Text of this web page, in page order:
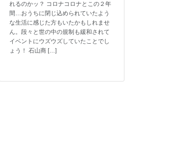
れるのかッ？ コロナコロナとこの２年
間…おうちに閉じ込められていたよう
な生活に感じた方もいたかもしれませ
ん。段々と世の中の規制も緩和されて
イベントにウズウズしていたことでし
ょう！ 石山商 […]